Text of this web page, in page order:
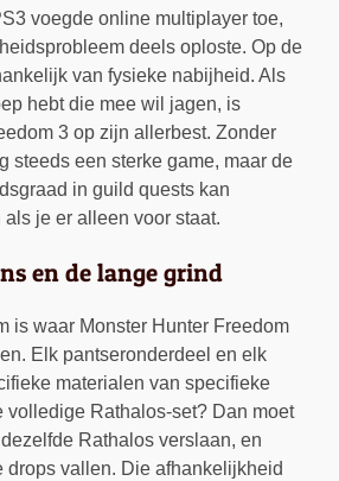
voegde online multiplayer toe,
deels oploste. Op de
van fysieke nabijheid. Als
hebt die mee wil jagen, is
3 op zijn allerbest. Zonder
steeds een sterke game, maar de
in guild quests kan
je er alleen voor staat.
en de lange grind
is waar Monster Hunter Freedom
Elk pantseronderdeel en elk
materialen van specifieke
volledige Rathalos-set? Dan moet
Rathalos verslaan, en
drops vallen. Die afhankelijkheid